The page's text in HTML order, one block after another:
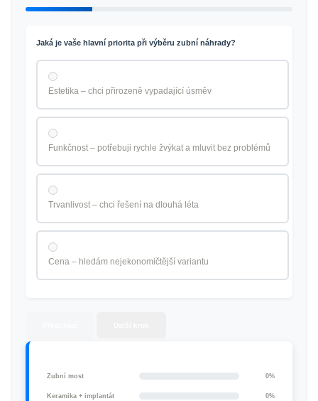
Jaká je vaše hlavní priorita při výběru zubní náhrady?
Estetika – chci přirozeně vypadající úsměv
Funkčnost – potřebuji rychle žvýkat a mluvit bez problémů
Trvanlivost – chci řešení na dlouhá léta
Cena – hledám nejekonomičtější variantu
Zubní most 0%
Keramika + implantát 0%